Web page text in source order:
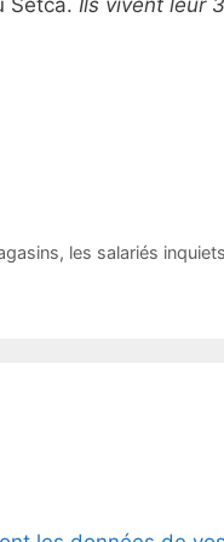
Setca. Ils vivent leur
les salariés